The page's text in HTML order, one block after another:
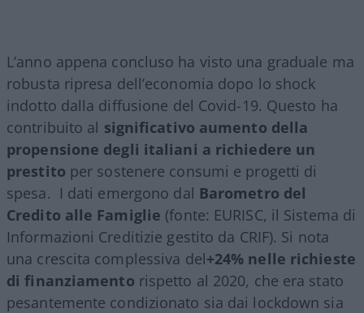
L’anno appena concluso ha visto una graduale ma
robusta ripresa dell’economia dopo lo shock
indotto dalla diffusione del Covid-19. Questo ha
contribuito al significativo aumento della
propensione degli italiani a richiedere un
prestito per sostenere consumi e progetti di
spesa. I dati emergono dal Barometro del
Credito alle Famiglie (fonte: EURISC, il Sistema di
Informazioni Creditizie gestito da CRIF). Si nota
una crescita complessiva del+24% nelle richieste
di finanziamento rispetto al 2020, che era stato
pesantemente condizionato sia dai lockdown sia